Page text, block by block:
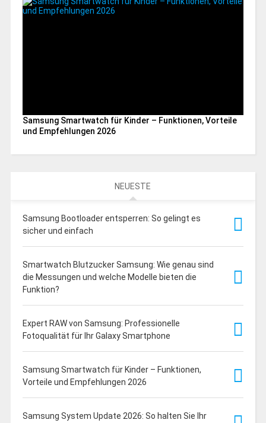
Samsung Smartwatch für Kinder – Funktionen, Vorteile
und Empfehlungen 2026
NEUESTE
Samsung Bootloader entsperren: So gelingt es
sicher und einfach
Smartwatch Blutzucker Samsung: Wie genau sind
die Messungen und welche Modelle bieten die
Funktion?
Expert RAW von Samsung: Professionelle
Fotoqualität für Ihr Galaxy Smartphone
Samsung Smartwatch für Kinder – Funktionen,
Vorteile und Empfehlungen 2026
Samsung System Update 2026: So halten Sie Ihr